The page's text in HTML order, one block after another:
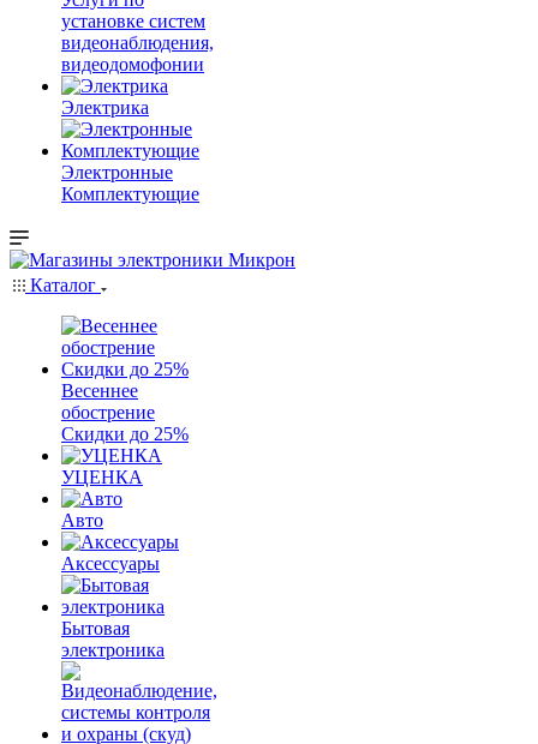
установке систем
видеонаблюдения,
видеодомофонии
Электрика
Электронные
Комплектующие
Каталог
Весеннее
обострение
Скидки до 25%
УЦЕНКА
Авто
Аксессуары
Бытовая
электроника